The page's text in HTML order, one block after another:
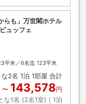
らも」万世閣ホテル
ュッフェ
平米／6名迄 123平米
な2名 1泊 1部屋 合計
〜 143,578円
な1名 (2名1室)｜ 1泊